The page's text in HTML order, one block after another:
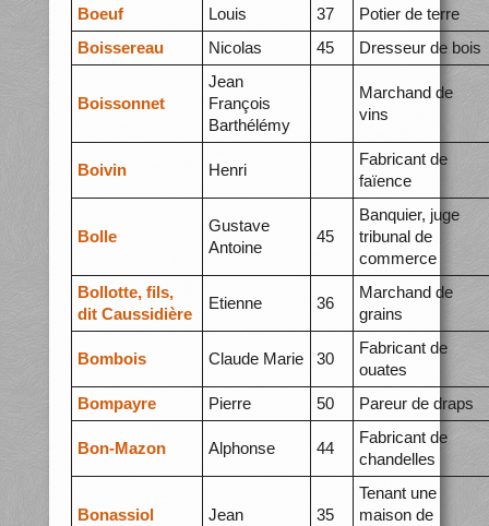
Boeuf
Louis 37
Potier de terre
Boissereau
Nicolas 45 Dresseur de bois
Boissonnet
Jean
François
Barthélémy
Marchand de
vins
Boivin Henri
Fabricant de
faïence
Bolle
Gustave
Antoine
45
Banquier, juge
tribunal de
commerce
Bollotte, fils,
dit Caussidière
Etienne 36
Marchand de
grains
Bombois Claude Marie 30
Fabricant de
ouates
Bompayre
Pierre 50 Pareur de draps
Bon-Mazon Alphonse 44
Fabricant de
chandelles
Bonassiol Jean 35
Tenant une
maison de